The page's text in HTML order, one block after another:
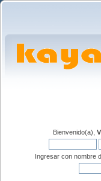
Bienvenido(a),
Ingresar con nombre